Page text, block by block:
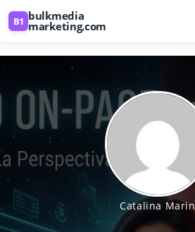
B1 bulkmedia
marketing.com
Catalina Marin